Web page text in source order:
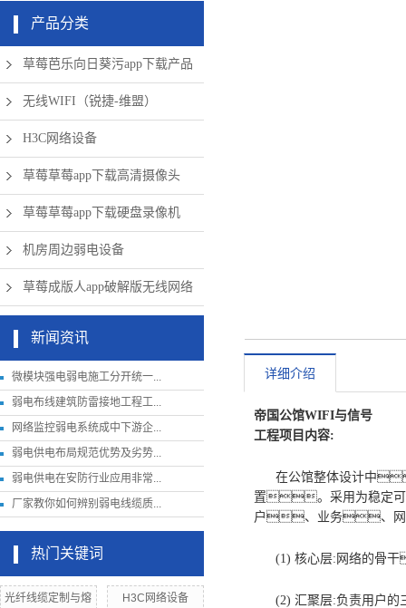
产品分类
草莓芭乐向日葵污app下载产品
无线WIFI（锐捷-维盟）
H3C网络设备
草莓草莓app下载高清摄像头
草莓草莓app下载硬盘录像机
机房周边弱电设备
草莓成版人app破解版无线网络
新闻资讯
微模块强电弱电施工分开统一...
弱电布线建筑防雷接地工程工...
网络监控弱电系统成中下游企...
弱电供电布局规范优势及劣势...
弱电供电在安防行业应用非常...
厂家教你如何辨别弱电线缆质...
热门关键词
光纤线缆定制与熔
H3C网络设备
详细介绍
帝国公馆WIFI与信号
工程项目内容:
在公馆整体设计中
置。采用为稳定
户、业务、
(1) 核心层:网络的骨
(2) 汇聚层:负责用户